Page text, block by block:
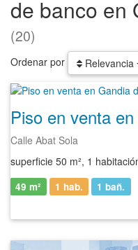
de banco en
(20)
Ordenar por Relevancia
Piso en venta
Calle Abat Sola
superficie 50 m², 1
49 m² 1 hab. 1 bañ.